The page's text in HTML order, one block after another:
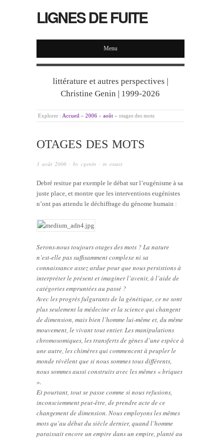
LIGNES DE FUITE
Menu
littérature et autres perspectives |
Christine Genin | 1999-2026
Explorer : Accueil » 2006 » août » otages des mots
OTAGES DES MOTS
3 août 2006 · by cgenin · in essais
Debré resitue par exemple le débat sur l’eugénisme à sa
juste place, et montre que les interventions eugénistes
n’ont pas attendu le déchiffrage du génome humain :
Serons-nous toujours otages des mots ? La nature
n’est-elle pas suffisamment complexe ni sa
connaissance assez ardue pour que nous persistions à
interpréter le présent et imaginer l’avenir, à l’aide de
catégories empruntées au passé ?
Avec les progrès fulgurants de la génétique, ce ne sont
plus seulement la médecine et la science qui changent
de dimension, mais bien l’homme lui-même et, du même
mouvement, le vivant tout entier. Les manipulations
chromosomiques, les transferts de gènes d’une espèce à
une autre, les chimères qui commencent à peupler le
monde révèlent que si nous sommes tous différents,
nous sommes aussi construits avec les mêmes « briques
».
Et pourtant, tout se passe comme si nous refusions,
inconsciemment peut-être, de prendre acte de ce
changement de dimension. Nous employons les mêmes
mots qu’au début du siècle dernier, quand l’homme
paraissait encore un empire dans un empire, planté au